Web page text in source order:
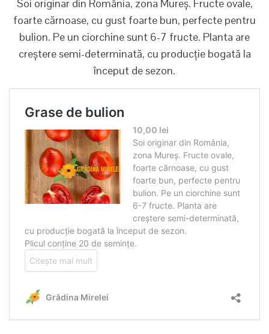
Soi originar din România, zona Mureș. Fructe ovale,
foarte cărnoase, cu gust foarte bun, perfecte pentru
bulion. Pe un ciorchine sunt 6-7 fructe. Planta are
creștere semi-determinată, cu producție bogată la
început de sezon.